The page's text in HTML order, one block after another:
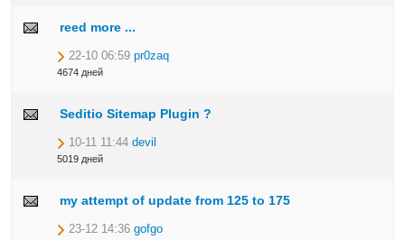
reed more ...
22-10 06:59 pr0zaq
4674 дней
Seditio Sitemap Plugin ?
10-11 11:44 devil
5019 дней
my attempt of update from 125 to 175
23-12 14:36 gofgo